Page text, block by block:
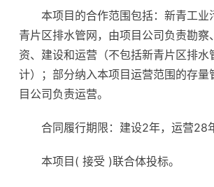
本项目的合作范围包括：新青工业
青片区排水管网，由项目公司负责勘察
资、建设和运营（不包括新青片区排水
计）；部分纳入本项目运营范围的存量
目公司负责运营。
合同履行期限：建设2年，运营28
本项目( 接受 )联合体投标。